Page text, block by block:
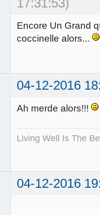
17:31:53)
Encore Un Grand
coccinelle alors...
04-12-2016
Ah merde alors!!!
Living Well Is The
04-12-2016